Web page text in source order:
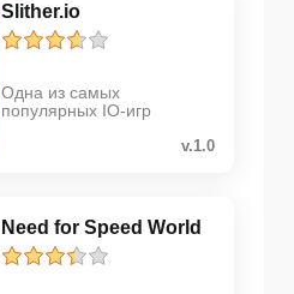
Slither.io
Одна из самых
популярных IO-игр
v.1.0
Need for Speed World